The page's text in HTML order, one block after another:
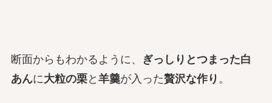
断面からもわかるように、
ぎっしりとつまった白
あんに大粒の栗と 羊羹が入った贅沢な作り 。